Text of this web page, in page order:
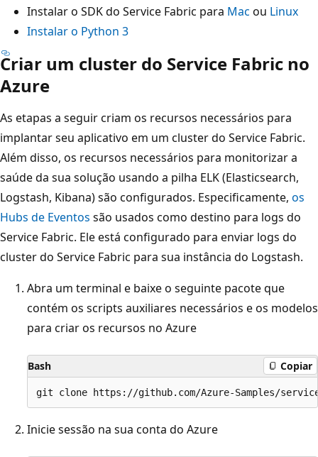
Instalar o SDK do Service Fabric para Mac ou Linux
Instalar o Python 3
Criar um cluster do Service Fabric no
Azure
As etapas a seguir criam os recursos necessários para
implantar seu aplicativo em um cluster do Service Fabric.
Além disso, os recursos necessários para monitorizar a
saúde da sua solução usando a pilha ELK (Elasticsearch,
Logstash, Kibana) são configurados. Especificamente, os
Hubs de Eventos são usados como destino para logs do
Service Fabric. Ele está configurado para enviar logs do
cluster do Service Fabric para sua instância do Logstash.
Abra um terminal e baixe o seguinte pacote que
contém os scripts auxiliares necessários e os modelos
para criar os recursos no Azure
Bash Copiar
Inicie sessão na sua conta do Azure